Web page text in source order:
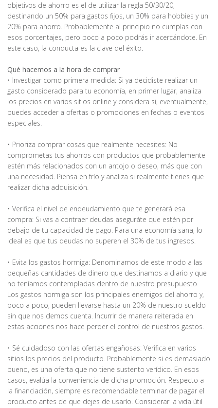
objetivos de ahorro es el de utilizar la regla 50/30/20,
destinando un 50% para gastos fijos, un 30% para hobbies y un
20% para ahorro. Probablemente al principio no cumplas con
esos porcentajes, pero poco a poco podrás ir acercándote. En
este caso, la conducta es la clave del éxito.
Qué hacemos a la hora de comprar
• Investigar como primera medida: Si ya decidiste realizar un
gasto considerado para tu economía, en primer lugar, analiza
los precios en varios sitios online y considera si, eventualmente,
puedes acceder a ofertas o promociones en fechas o eventos
especiales.
• Prioriza comprar cosas que realmente necesites: No
comprometas tus ahorros con productos que probablemente
estén más relacionados con un antojo o deseo, más que con
una necesidad. Piensa en frío y analiza si realmente tienes que
realizar dicha adquisición.
• Verifica el nivel de endeudamiento que te generará esa
compra: Si vas a contraer deudas aseguráte que estén por
debajo de tu capacidad de pago. Para una economía sana, lo
ideal es que tus deudas no superen el 30% de tus ingresos.
• Evita los gastos hormiga: Denominamos de este modo a las
pequeñas cantidades de dinero que destinamos a diario y que
no teníamos contempladas dentro de nuestro presupuesto.
Los gastos hormiga son los principales enemigos del ahorro y,
poco a poco, pueden llevarse hasta un 20% de nuestro sueldo
sin que nos demos cuenta. Incurrir de manera reiterada en
estas acciones nos hace perder el control de nuestros gastos.
• Sé cuidadoso con las ofertas engañosas: Verifica en varios
sitios los precios del producto. Probablemente si es demasiado
bueno, es una oferta que no tiene sustento verídico. En esos
casos, evalúa la conveniencia de dicha promoción. Respecto a
la financiación, siempre es recomendable terminar de pagar el
producto antes de que dejes de usarlo. Considerar la vida útil